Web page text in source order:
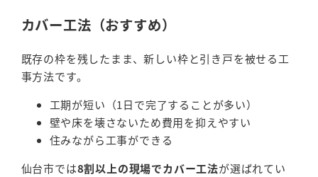
カバー工法（おすすめ）
既存の枠を残したまま、新しい枠と引き戸を被せる工
事方法です。
工期が短い（1日で完了することが多い）
壁や床を壊さないため費用を抑えやすい
住みながら工事ができる
仙台市では8割以上の現場でカバー工法が選ばれてい